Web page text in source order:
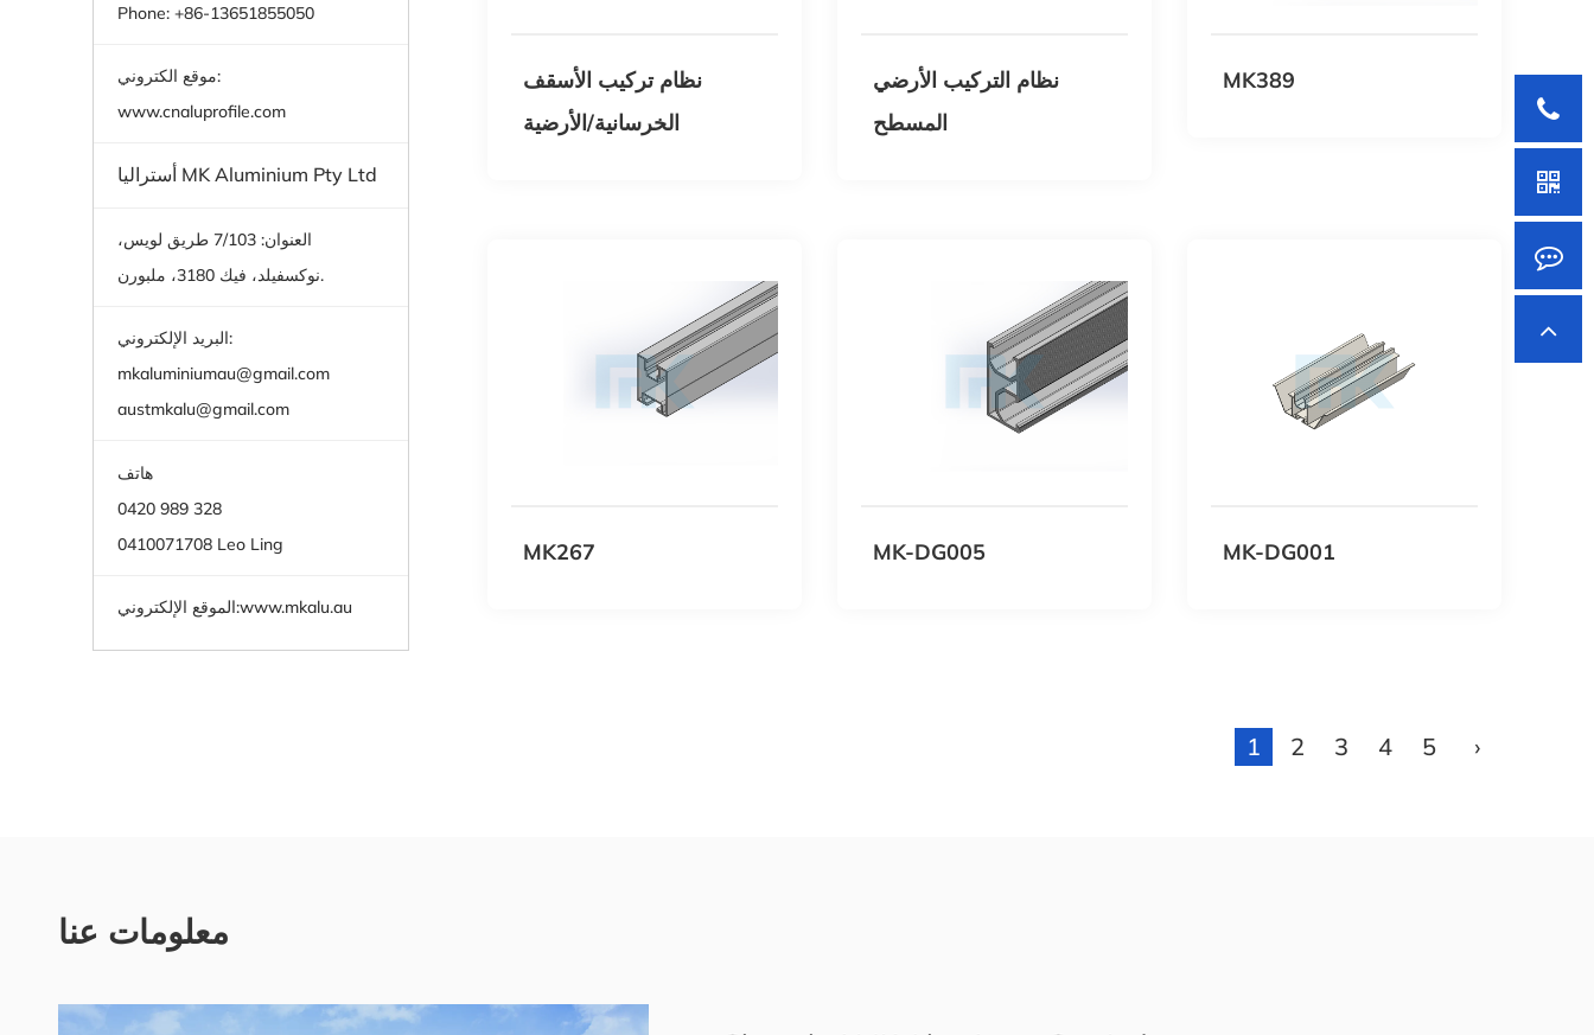
Phone: +86-13651855050
موقع الكتروني:
www.cnaluprofile.com
أستراليا MK Aluminium Pty Ltd
العنوان: 7/103 طريق لويس،
نوكسفيلد، فيك 3180، ملبورن.
البريد الإلكتروني:
mkaluminiumau@gmail.com
austmkalu@gmail.com
هاتف
0420 989 328
0410071708 Leo Ling
الموقع الإلكتروني:www.mkalu.au
نظام تركيب الأسقف
الخرسانية/الأرضية
نظام التركيب الأرضي
المسطح
MK389
MK267 MK-DG005 MK-DG001
1 2 3 4 5 ›
معلومات عنا